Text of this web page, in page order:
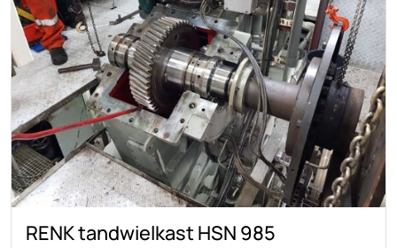
RENK tandwielkast HSN 985